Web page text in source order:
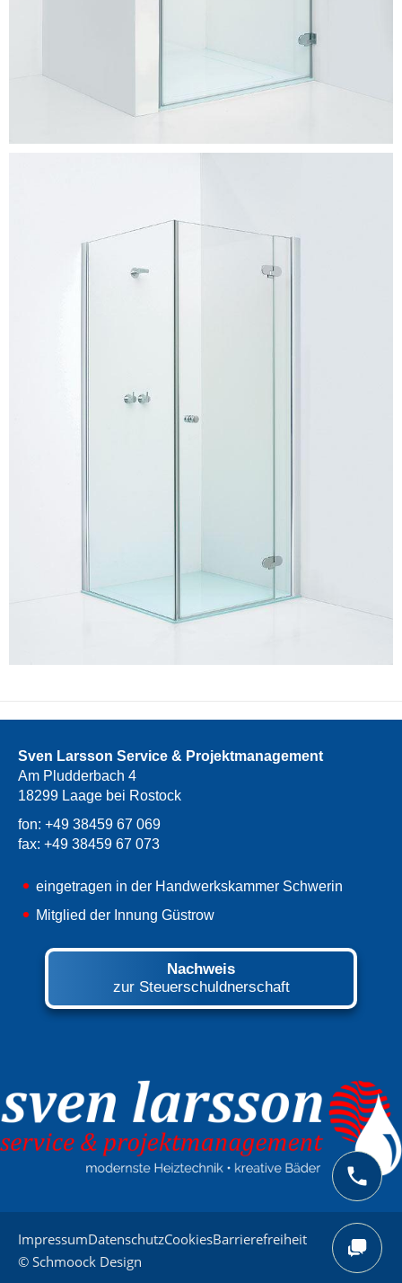
Sven Larsson Service & Projektmanagement
Am Pludderbach 4
18299 Laage bei Rostock
fon: +49 38459 67 069
fax: +49 38459 67 073
eingetragen in der Handwerkskammer Schwerin
Mitglied der Innung Güstrow
Nachweis
zur Steuerschuldnerschaft
ImpressumDatenschutzCookiesBarrierefreiheit
© Schmoock Design